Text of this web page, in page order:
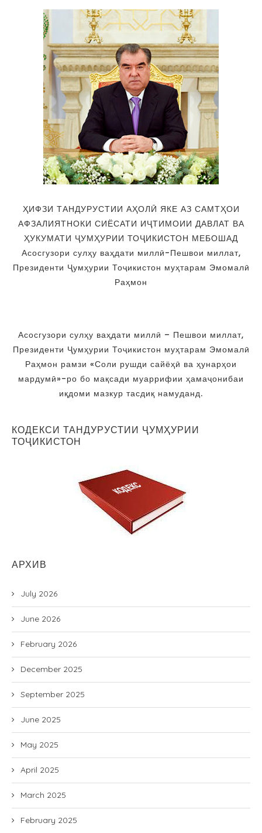
ҲИФЗИ ТАНДУРУСТИИ АҲОЛӢ ЯКЕ АЗ САМТҲОИ
АФЗАЛИЯТНОКИ СИЁСАТИ ИҶТИМОИИ ДАВЛАТ ВА
ҲУКУМАТИ ҶУМҲУРИИ ТОҶИКИСТОН МЕБОШАД
Асосгузори сулҳу ваҳдати миллӣ-Пешвои миллат,
Президенти Ҷумҳурии Тоҷикистон муҳтарам Эмомалӣ
Раҳмон
Асосгузори сулҳу ваҳдати миллӣ – Пешвои миллат,
Президенти Ҷумҳурии Тоҷикистон муҳтарам Эмомалӣ
Раҳмон рамзи «Соли рушди сайёҳӣ ва ҳунарҳои
мардумӣ»-ро бо мақсади муаррифии ҳамаҷонибаи
иқдоми мазкур тасдиқ намуданд.
КОДЕКСИ ТАНДУРУСТИИ ҶУМҲУРИИ
ТОҶИКИСТОН
АРХИВ
July 2026
June 2026
February 2026
December 2025
September 2025
June 2025
May 2025
April 2025
March 2025
February 2025